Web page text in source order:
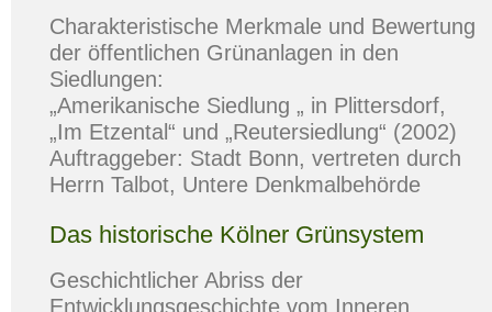
Charakteristische Merkmale und Bewertung
der öffentlichen Grünanlagen in den
Siedlungen:
„Amerikanische Siedlung „ in Plittersdorf,
„Im Etzental“ und „Reutersiedlung“ (2002)
Auftraggeber: Stadt Bonn, vertreten durch
Herrn Talbot, Untere Denkmalbehörde
Das historische Kölner Grünsystem
Geschichtlicher Abriss der
Entwicklungsgeschichte vom Inneren